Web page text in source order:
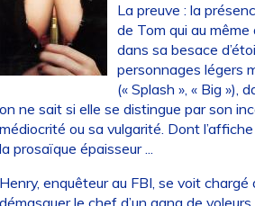
La preuve : la
de Tom qui au
dans sa besace
personnages légers
(« Splash », « Big »),
ne sait si elle se distingue par son
ou sa vulgarité. Dont
prosaïque épaisseur ...
enquêteur au FBI, se voit chargé